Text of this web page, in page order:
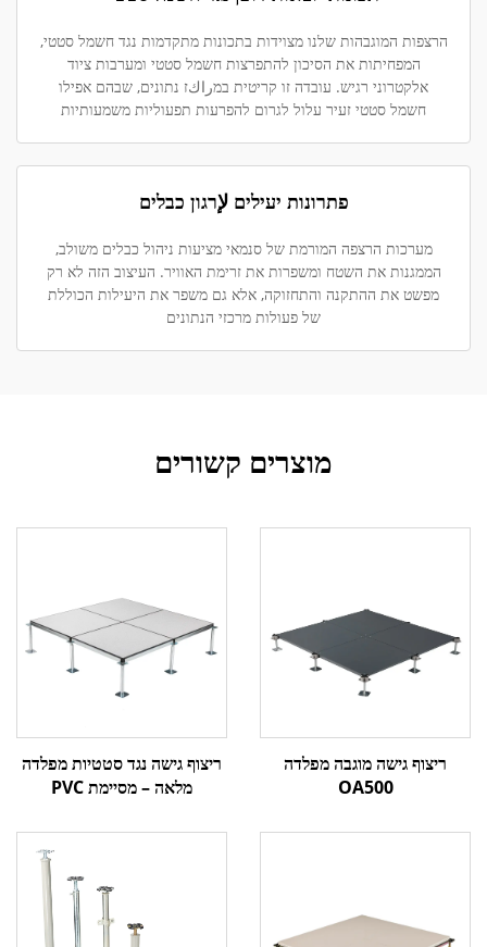
הרצפות המוגבהות שלנו מצוידות בתכונות מתקדמות נגד חשמל סטטי,
המפחיתות את הסיכון להתפרצות חשמל סטטי ומערבות ציוד
אלקטרוני רגיש. עובדה זו קריטית במراكז נתונים, שבהם אפילו
חשמל סטטי זעיר עלול לגרום להפרעות תפעוליות משמעותיות
פתרונות יעילים لإרגון כבלים
מערכות הרצפה המורמת של סנמאי מציעות ניהול כבלים משולב,
הממגנות את השטח ומשפרות את זרימת האוויר. העיצוב הזה לא רק
מפשט את ההתקנה והתחזוקה, אלא גם משפר את היעילות הכוללת
של פעולות מרכזי הנתונים
מוצרים קשורים
ריצוף גישה מוגבה מפלדה
OA500
ריצוף גישה נגד סטטיות מפלדה
מלאה – מסיימת PVC